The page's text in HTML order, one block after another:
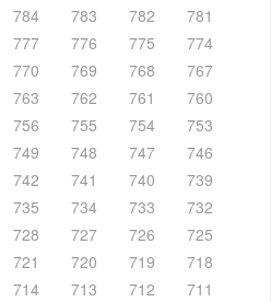
784 783 782
781
777 776 775
774
770 769 768
767
763 762 761
760
756 755 754
753
749 748 747
746
742 741 740
739
735 734 733
732
728 727 726
725
721 720 719
718
714 713 712
711